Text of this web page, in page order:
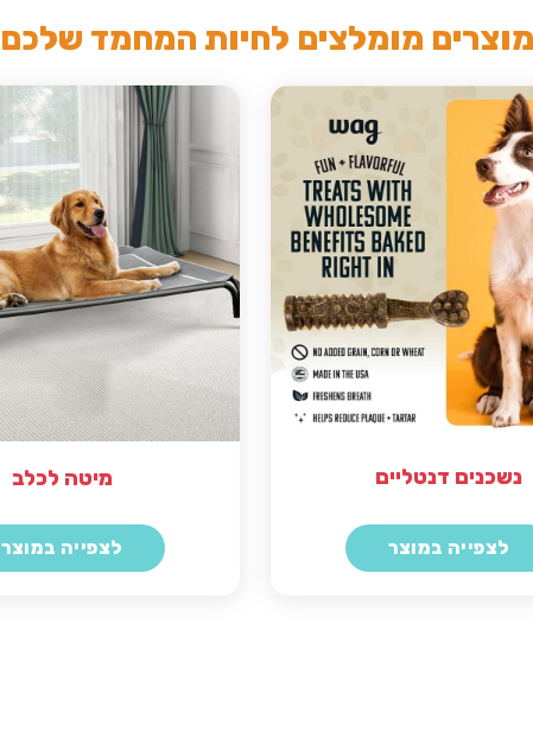
מוצרים מומלצים לחיות המחמד שלכם
נשכנים דנטליים
לצפייה במוצר
מיטה לכלב
לצפייה במוצר